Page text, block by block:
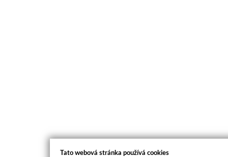
Tato webová stránka používá cookies